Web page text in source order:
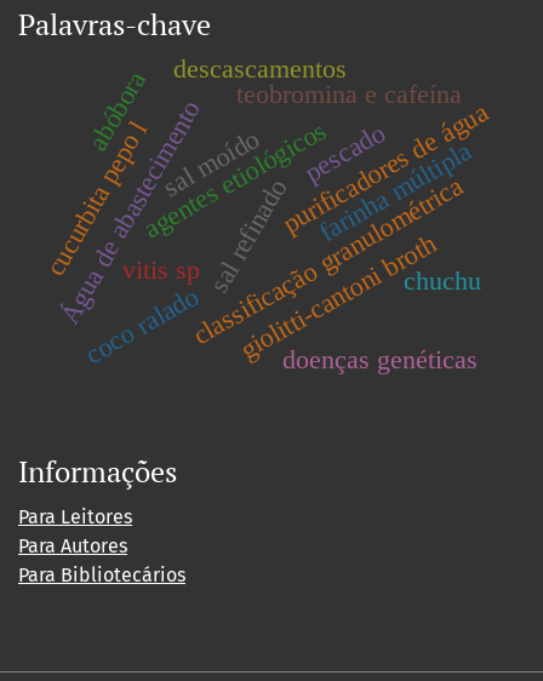
Palavras-chave
pescado
agentes etiológicospurificadores de água
Água de abastecimento
teobromina e cafeína
sal refinado
sal moído
classificação granulométrica
giolitti-cantoni broth
cucurbita pepo l
abóbora
chuchu
vitis sp
farinha múltipla
coco ralado
descascamentos
doenças genéticas
Informações
Para Leitores
Para Autores
Para Bibliotecários